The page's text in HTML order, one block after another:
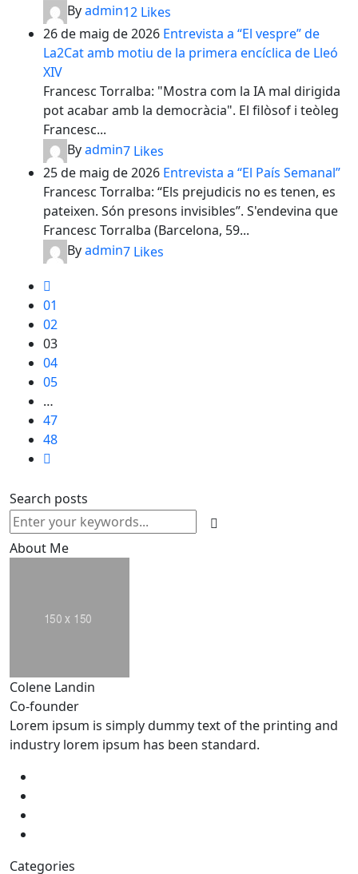
Byadmin12 Likes
26 de maig de 2026 Entrevista a “El vespre” de
La2Cat amb motiu de la primera encíclica de Lleó
XIV
Francesc Torralba: "Mostra com la IA mal dirigida
pot acabar amb la democràcia". El filòsof i teòleg
Francesc...
Byadmin7 Likes
25 de maig de 2026 Entrevista a “El País Semanal”
Francesc Torralba: “Els prejudicis no es tenen, es
pateixen. Són presons invisibles”. S'endevina que
Francesc Torralba (Barcelona, 59...
Byadmin7 Likes
01
02
03
04
05
…
47
48
Search posts
About Me
Colene Landin
Co-founder
Lorem ipsum is simply dummy text of the printing and
industry lorem ipsum has been standard.
Categories